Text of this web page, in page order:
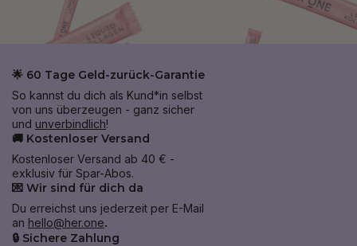
🌟 60 Tage Geld-zurück-Garantie
So kannst du dich als Kund*in selbst
von uns überzeugen - ganz sicher
und unverbindlich!
🚚 Kostenloser Versand
Kostenloser Versand ab 40 € -
exklusiv für Spar-Abos.
💌 Wir sind für dich da
Du erreichst uns jederzeit per E-Mail
an hello@her.one.
🔒 Sichere Zahlung